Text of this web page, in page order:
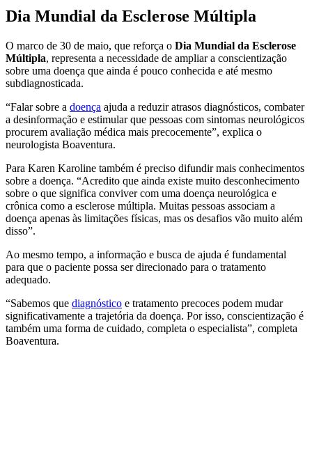
Dia Mundial da Esclerose Múltipla
O marco de 30 de maio, que reforça o Dia Mundial da Esclerose
Múltipla, representa a necessidade de ampliar a conscientização
sobre uma doença que ainda é pouco conhecida e até mesmo
subdiagnosticada.
“Falar sobre a doença ajuda a reduzir atrasos diagnósticos, combater
a desinformação e estimular que pessoas com sintomas neurológicos
procurem avaliação médica mais precocemente”, explica o
neurologista Boaventura.
Para Karen Karoline também é preciso difundir mais conhecimentos
sobre a doença. “Acredito que ainda existe muito desconhecimento
sobre o que significa conviver com uma doença neurológica e
crônica como a esclerose múltipla. Muitas pessoas associam a
doença apenas às limitações físicas, mas os desafios vão muito além
disso”.
Ao mesmo tempo, a informação e busca de ajuda é fundamental
para que o paciente possa ser direcionado para o tratamento
adequado.
“Sabemos que diagnóstico e tratamento precoces podem mudar
significativamente a trajetória da doença. Por isso, conscientização é
também uma forma de cuidado, completa o especialista”, completa
Boaventura.